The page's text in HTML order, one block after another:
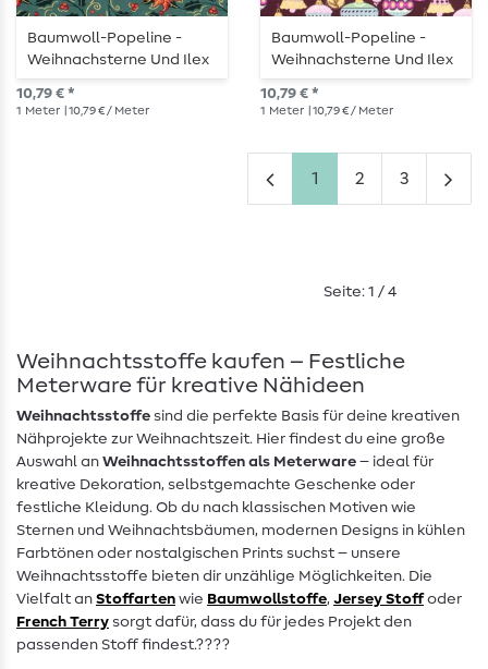
Baumwoll-Popeline -
Weihnachsterne Und Ilex
Dunkelgrün Gold
10,79 € *
1 Meter | 10,79 € / Meter
Baumwoll-Popeline -
Weihnachsterne Und Ilex
Rost Gold
10,79 € *
1 Meter | 10,79 € / Meter
1 2 3
Seite: 1 / 4
Weihnachtsstoffe kaufen – Festliche
Meterware für kreative Nähideen
Weihnachtsstoffe sind die perfekte Basis für deine kreativen
Nähprojekte zur Weihnachtszeit. Hier findest du eine große
Auswahl an Weihnachtsstoffen als Meterware – ideal für
kreative Dekoration, selbstgemachte Geschenke oder
festliche Kleidung. Ob du nach klassischen Motiven wie
Sternen und Weihnachtsbäumen, modernen Designs in kühlen
Farbtönen oder nostalgischen Prints suchst – unsere
Weihnachtsstoffe bieten dir unzählige Möglichkeiten. Die
Vielfalt an Stoffarten wie Baumwollstoffe, Jersey Stoffoder
French Terry sorgt dafür, dass du für jedes Projekt den
passenden Stoff findest.????